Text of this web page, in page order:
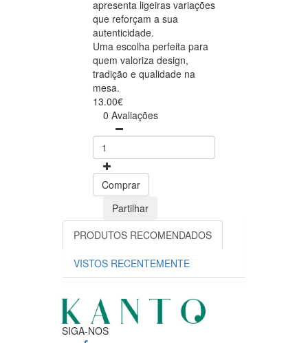
apresenta ligeiras variações
que reforçam a sua
autenticidade.
Uma escolha perfeita para
quem valoriza design,
tradição e qualidade na
mesa.
13.00€
0 Avaliações
Comprar
Partilhar
PRODUTOS RECOMENDADOS
VISTOS RECENTEMENTE
SIGA-NOS